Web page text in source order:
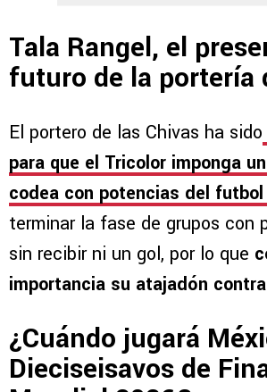
Tala Rangel, el
futuro de la portería
El portero de las Chivas ha sido
para que el Tricolor imponga
codea con potencias del
terminar la fase de grupos con
sin recibir ni un gol, por lo que
importancia su atajadón
¿Cuándo jugará
Dieciseisavos de